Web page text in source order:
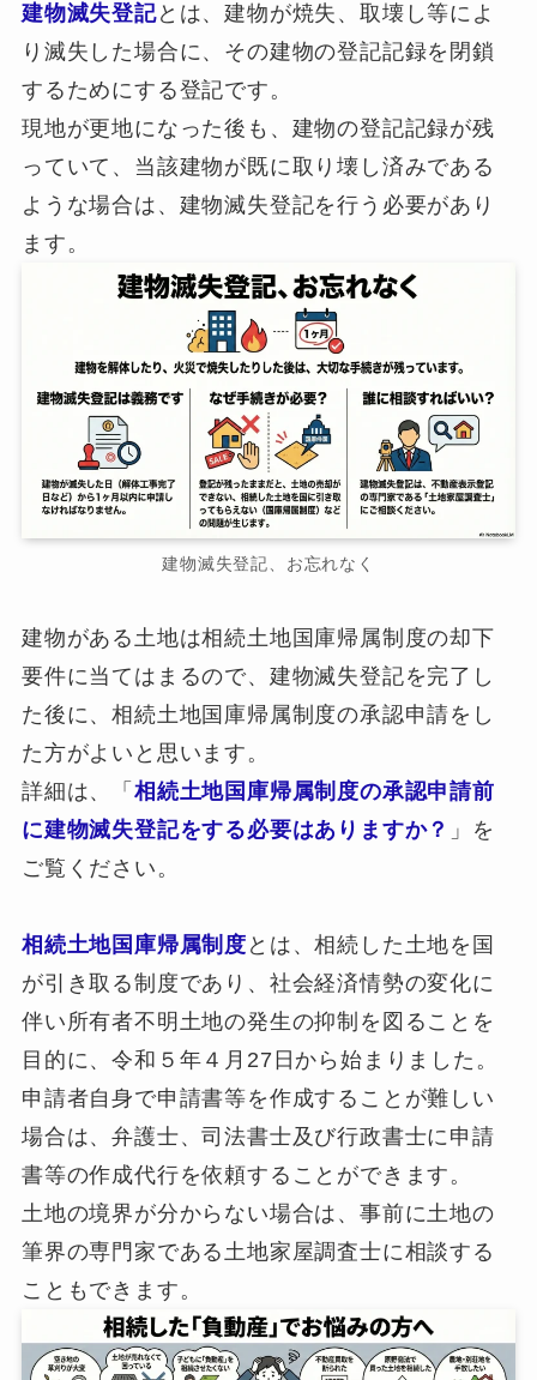
建物滅失登記とは、建物が焼失、取壊し等によ
り滅失した場合に、その建物の登記記録を閉鎖
するためにする登記です。
現地が更地になった後も、建物の登記記録が残
っていて、当該建物が既に取り壊し済みである
ような場合は、建物滅失登記を行う必要があり
ます。
建物滅失登記、お忘れなく
建物がある土地は相続土地国庫帰属制度の却下
要件に当てはまるので、建物滅失登記を完了し
た後に、相続土地国庫帰属制度の承認申請をし
た方がよいと思います。
詳細は、「 相続土地国庫帰属制度の承認申請前
に建物滅失登記をする必要はありますか？ 」を
ご覧ください。
相続土地国庫帰属制度 とは、相続した土地を国
が引き取る制度であり、社会経済情勢の変化に
伴い所有者不明土地の発生の抑制を図ることを
目的に、令和５年４月27日から始まりました。
申請者自身で申請書等を作成することが難しい
場合は、弁護士、司法書士及び行政書士に申請
書等の作成代行を依頼することができます。
土地の境界が分からない場合は、事前に土地の
筆界の専門家である土地家屋調査士に相談する
こともできます。